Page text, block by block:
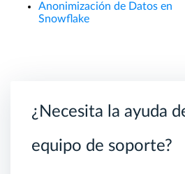
Anonimización de Datos en
Snowflake
¿Necesita la ayuda
equipo de soporte?